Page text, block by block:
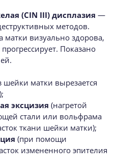
(CIN III) дисплазия —
методов.
визуально здорова,
Показано
шейки матки вырезается
эксцизия (нагретой
стали или вольфрама
ткани шейки матки);
(при помощи
измененного эпителия